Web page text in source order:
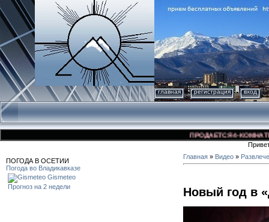
главная регистрация вход
ПРОДАЕТСЯ 4-
ПОГОДА В ОСЕТИИ
Погода во Владикавказе
Gismeteo
Прогноз на 2 недели
Главная » Видео »
Новый год в